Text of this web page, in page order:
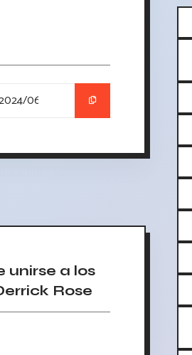
unirse a los
Rose